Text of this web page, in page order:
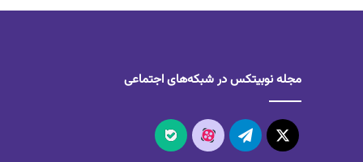
مجله نوبیتکس در شبکه‌های اجتماعی
X تلگرام آپارات بله